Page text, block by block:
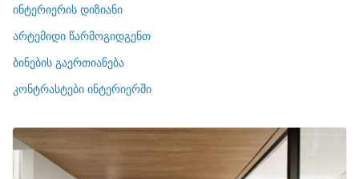
რ
ბ
ი
ინტერიერის დიზიანი
არტემიდი წარმოგიდგენთ
ბინების გაერთიანება
კონტრასტები ინტერიერში